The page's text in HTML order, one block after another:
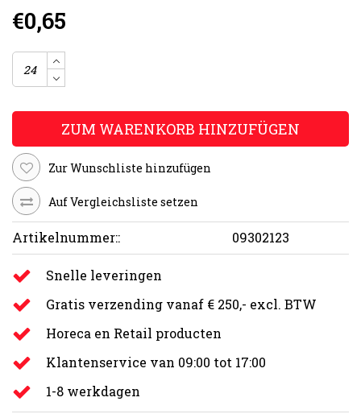
€0,65
ZUM WARENKORB HINZUFÜGEN
Zur Wunschliste hinzufügen
Auf Vergleichsliste setzen
Artikelnummer:: 09302123
Snelle leveringen
Gratis verzending vanaf € 250,- excl. BTW
Horeca en Retail producten
Klantenservice van 09:00 tot 17:00
1-8 werkdagen